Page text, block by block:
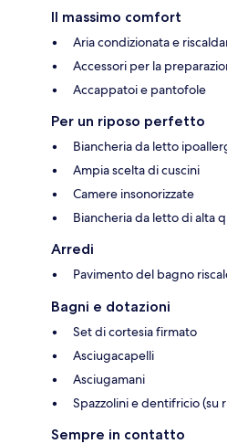
Il massimo comfort
Aria condizionata e
Accessori per la
Accappatoi e pantofole
Per un riposo perfetto
Biancheria da letto
Ampia scelta di cuscini
Camere insonorizzate
Biancheria da letto di alta
Arredi
Pavimento del bagno
Bagni e dotazioni
Set di cortesia firmato
Asciugacapelli
Asciugamani
Spazzolini e dentifricio (su
Sempre in contatto